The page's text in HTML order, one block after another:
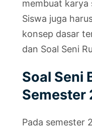
membuat karya
Siswa juga
konsep dasar
dan Soal Seni
Soal Seni
Semester
Pada semester